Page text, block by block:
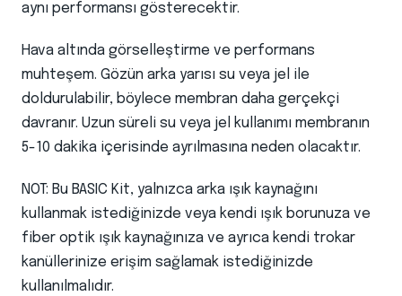
aynı performansı gösterecektir.
Hava altında görselleştirme ve performans
muhteşem. Gözün arka yarısı su veya jel ile
doldurulabilir, böylece membran daha gerçekçi
davranır. Uzun süreli su veya jel kullanımı membranın
5-10 dakika içerisinde ayrılmasına neden olacaktır.
NOT: Bu BASIC Kit, yalnızca arka ışık kaynağını
kullanmak istediğinizde veya kendi ışık borunuza ve
fiber optik ışık kaynağınıza ve ayrıca kendi trokar
kanüllerinize erişim sağlamak istediğinizde
kullanılmalıdır.